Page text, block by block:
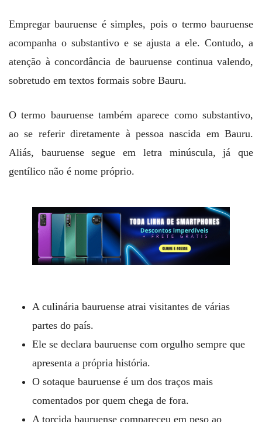
Empregar bauruense é simples, pois o termo bauruense
acompanha o substantivo e se ajusta a ele. Contudo, a
atenção à concordância de bauruense continua valendo,
sobretudo em textos formais sobre Bauru.
O termo bauruense também aparece como substantivo,
ao se referir diretamente à pessoa nascida em Bauru.
Aliás, bauruense segue em letra minúscula, já que
gentílico não é nome próprio.
A culinária bauruense atrai visitantes de várias
partes do país.
Ele se declara bauruense com orgulho sempre que
apresenta a própria história.
O sotaque bauruense é um dos traços mais
comentados por quem chega de fora.
A torcida bauruense compareceu em peso ao